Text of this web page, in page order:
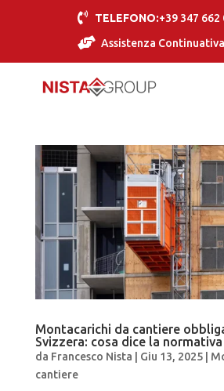
 TELEFONO:+39 347 662
 Assistenza
Montacarichi da cantiere
Svizzera: cosa dice la
da Francesco Nista Giu 13, 2025|
cantiere